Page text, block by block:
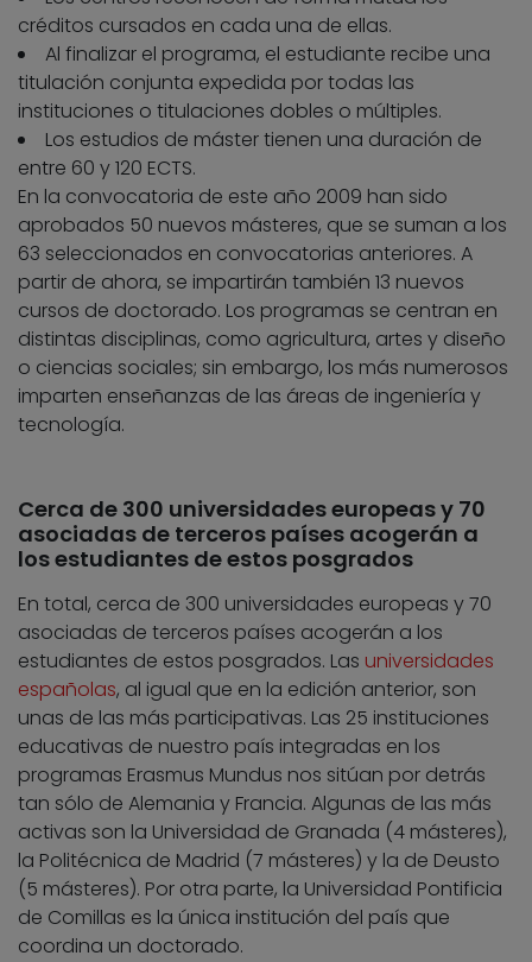
créditos cursados en cada una de ellas.
Al finalizar el programa, el estudiante recibe una
titulación conjunta expedida por todas las
instituciones o titulaciones dobles o múltiples.
Los estudios de máster tienen una duración de
entre 60 y 120 ECTS.
En la convocatoria de este año 2009 han sido
aprobados 50 nuevos másteres, que se suman a los
63 seleccionados en convocatorias anteriores. A
partir de ahora, se impartirán también 13 nuevos
cursos de doctorado. Los programas se centran en
distintas disciplinas, como agricultura, artes y diseño
o ciencias sociales; sin embargo, los más numerosos
imparten enseñanzas de las áreas de ingeniería y
tecnología.
Cerca de 300 universidades europeas y 70
asociadas de terceros países acogerán a
los estudiantes de estos posgrados
En total, cerca de 300 universidades europeas y 70
asociadas de terceros países acogerán a los
estudiantes de estos posgrados. Las universidades
españolas, al igual que en la edición anterior, son
unas de las más participativas. Las 25 instituciones
educativas de nuestro país integradas en los
programas Erasmus Mundus nos sitúan por detrás
tan sólo de Alemania y Francia. Algunas de las más
activas son la Universidad de Granada (4 másteres),
la Politécnica de Madrid (7 másteres) y la de Deusto
(5 másteres). Por otra parte, la Universidad Pontificia
de Comillas es la única institución del país que
coordina un doctorado.